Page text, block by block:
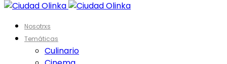
Nosotrxs
Temáticas
Culinario